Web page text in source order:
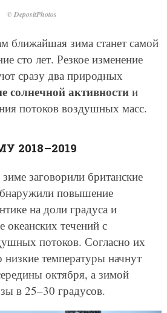
© DepositPhotos
ближайшая зима станет самой
сто лет. Резкое изменение
сразу два природных
солнечной активностии
потоков воздушных масс.
2018–2019
заговорили британские
повышение
на доли градуса и
океанских течений с
потоков. Согласно их
температуры начнут
октября, а зимой
в 25–30 градусов.